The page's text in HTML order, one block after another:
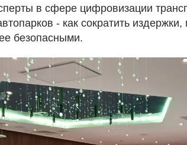
в сфере цифровизации
- как сократить
безопасными.